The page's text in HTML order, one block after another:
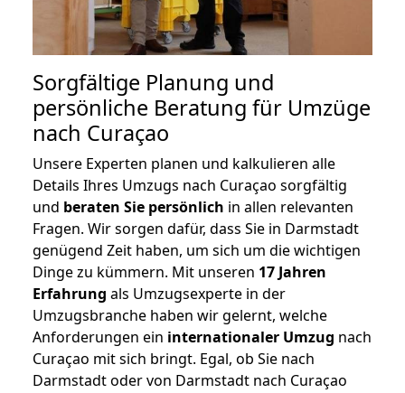
Sorgfältige Planung und
persönliche Beratung für Umzüge
nach Curaçao
Unsere Experten planen und kalkulieren alle
Details Ihres Umzugs nach Curaçao sorgfältig
und beraten Sie persönlich in allen relevanten
Fragen. Wir sorgen dafür, dass Sie in Darmstadt
genügend Zeit haben, um sich um die wichtigen
Dinge zu kümmern. Mit unseren 17 Jahren
Erfahrung als Umzugsexperte in der
Umzugsbranche haben wir gelernt, welche
Anforderungen ein internationaler Umzug nach
Curaçao mit sich bringt. Egal, ob Sie nach
Darmstadt oder von Darmstadt nach Curaçao